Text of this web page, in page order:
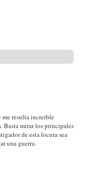
me resulta increíble
Basta mirar los principales
de esta locura sea
una guerra.